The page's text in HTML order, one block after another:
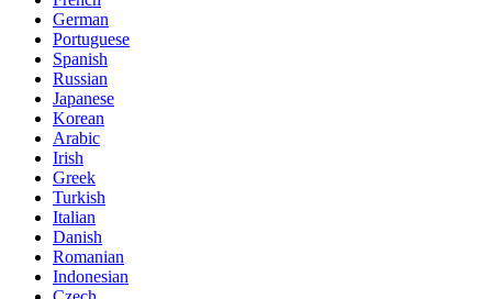
German
Portuguese
Spanish
Russian
Japanese
Korean
Arabic
Irish
Greek
Turkish
Italian
Danish
Romanian
Indonesian